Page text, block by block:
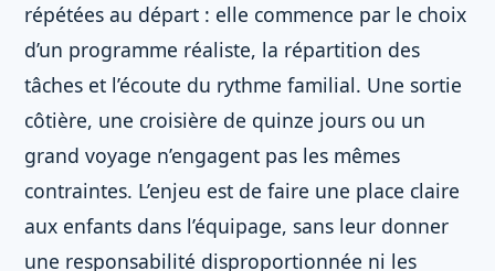
répétées au départ : elle commence par le choix
d’un programme réaliste, la répartition des
tâches et l’écoute du rythme familial. Une sortie
côtière, une croisière de quinze jours ou un
grand voyage n’engagent pas les mêmes
contraintes. L’enjeu est de faire une place claire
aux enfants dans l’équipage, sans leur donner
une responsabilité disproportionnée ni les